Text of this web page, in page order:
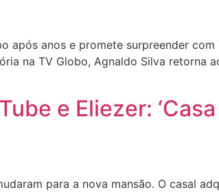
após anos e promete surpreender
na TV Globo, Agnaldo Silva retorna
e Eliezer:
para a nova mansão. O casal